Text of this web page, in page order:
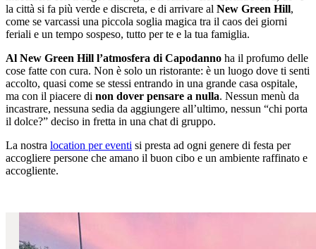
la città si fa più verde e discreta, e di arrivare al New Green Hill,
come se varcassi una piccola soglia magica tra il caos dei giorni
feriali e un tempo sospeso, tutto per te e la tua famiglia.
Al New Green Hill l’atmosfera di Capodanno ha il profumo delle
cose fatte con cura. Non è solo un ristorante: è un luogo dove ti senti
accolto, quasi come se stessi entrando in una grande casa ospitale,
ma con il piacere di non dover pensare a nulla. Nessun menù da
incastrare, nessuna sedia da aggiungere all’ultimo, nessun “chi porta
il dolce?” deciso in fretta in una chat di gruppo.
La nostra location per eventi si presta ad ogni genere di festa per
accogliere persone che amano il buon cibo e un ambiente raffinato e
accogliente.